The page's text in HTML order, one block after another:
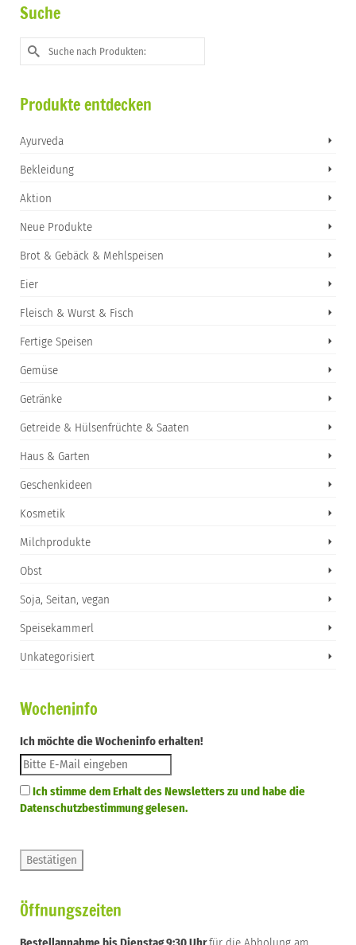
Suche
Suche
nach:
Produkte entdecken
Ayurveda
Bekleidung
Aktion
Neue Produkte
Brot & Gebäck & Mehlspeisen
Eier
Fleisch & Wurst & Fisch
Fertige Speisen
Gemüse
Getränke
Getreide & Hülsenfrüchte & Saaten
Haus & Garten
Geschenkideen
Kosmetik
Milchprodukte
Obst
Soja, Seitan, vegan
Speisekammerl
Unkategorisiert
Wocheninfo
Ich möchte die Wocheninfo erhalten!
Ich stimme dem Erhalt des Newsletters zu und habe die
Datenschutzbestimmung gelesen.
Öffnungszeiten